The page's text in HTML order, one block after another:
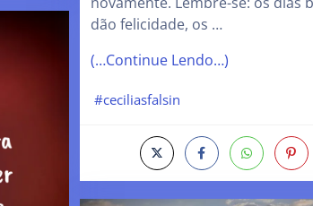
dão felicidade, os …
(…Continue Lendo…)
#ceciliasfalsin